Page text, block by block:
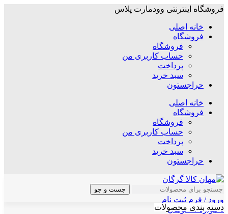
فروشگاه اینترنتی وودمارت پلاس
خانه اصلی
فروشگاه
فروشگاه
حساب کاربری من
پرداخت
سبد خرید
حراجستون
خانه اصلی
فروشگاه
فروشگاه
حساب کاربری من
پرداخت
سبد خرید
حراجستون
جست و جو
ورود / فرم ثبت نام
0 موارد / ۰ تومان
دسته بندی محصولات